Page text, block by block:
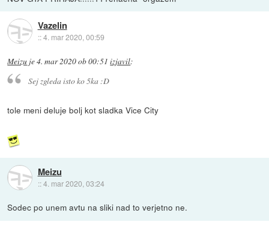
Vazelin
::4. mar 2020, 00:59
Meizu je4. mar 2020 ob 00:51 izjavil:
Sej zgleda isto ko 5ka :D
tole meni deluje bolj kot sladka Vice City
Meizu
::4. mar 2020, 03:24
Sodec po unem avtu na sliki nad to verjetno ne.